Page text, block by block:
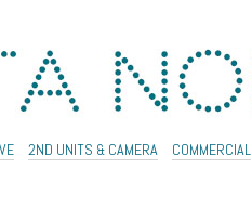
2ND UNITS & CAMERA COMMERCIAL